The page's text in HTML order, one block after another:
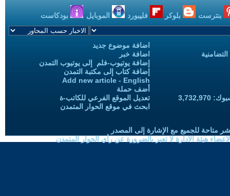
بنترست بلوكر فليبورد الموبايل بودكاست
اضافة موضوع جديد
اضافة خبر
إضافة يوتيوب-فلم إلى يوتيوب التمدن
إضافة كتاب إلى مكتبة التمدن
Add new article - English
أضف حملة
تعديل الموقع الفرعي للكاتب-ة
ابحث في موقع الحوار المتمدن
متاحة للجميع مع الإشارة إلى المصدر
هيئة الادارة لا تعبر بالضرورة عن رأي الحوار المتمدن